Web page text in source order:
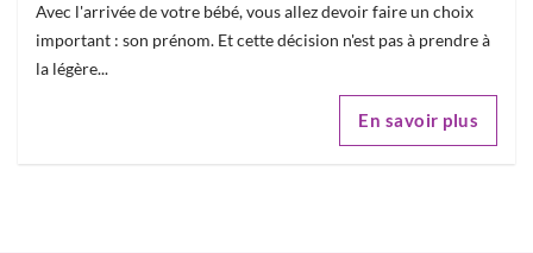
Avec l'arrivée de votre bébé, vous allez devoir faire un choix
important : son prénom. Et cette décision n'est pas à prendre à
la légère...
En savoir plus